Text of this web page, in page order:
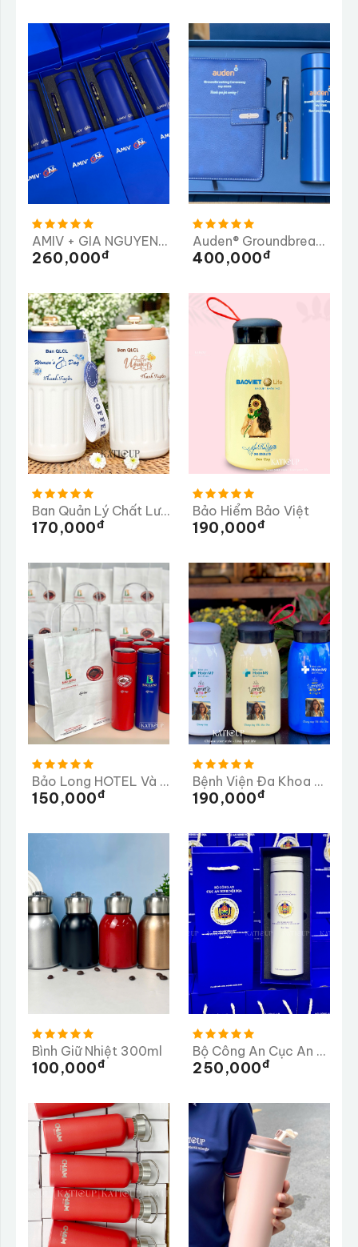
AMIV + GIA NGUYEN ME CO.,LTD ( GN )
260,000Đ
Auden® Groundbreaking Ceremony
400,000Đ
Ban Quản Lý Chất Lượng Tỉnh Quảng Ngãi
170,000Đ
Bảo Hiểm Bảo Việt
190,000Đ
Bảo Long HOTEL Và PEAK COFFEE
150,000Đ
Bệnh Viện Đa Khoa Hoàn Mỹ
190,000Đ
Bình Giữ Nhiệt 300ml
100,000Đ
Bộ Công An Cục An Ninh Nội Địa
250,000Đ